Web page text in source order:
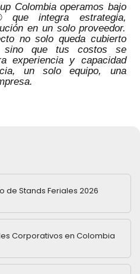
Colombia operamos bajo
integra estrategia,
en un solo proveedor.
no solo queda cubierto
sino que tus costos se
experiencia y capacidad
un solo equipo, una
de Stands Feriales 2026
Corporativos en Colombia